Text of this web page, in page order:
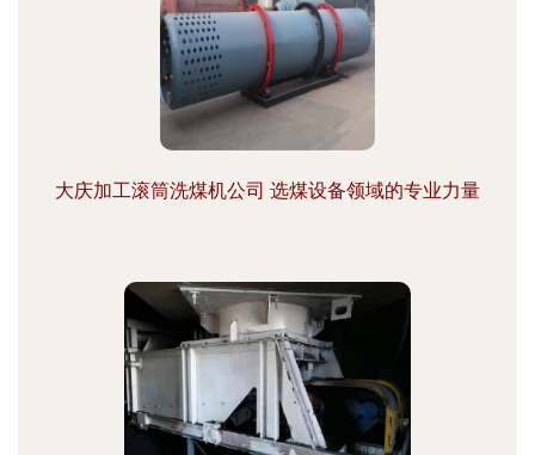
大庆加工滚筒洗煤机公司 选煤设备领域的专业力量